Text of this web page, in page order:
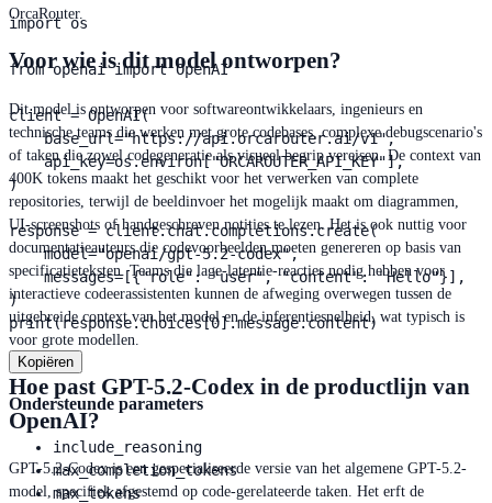
OrcaRouter.
Voor wie is dit model ontworpen?
Dit model is ontworpen voor softwareontwikkelaars, ingenieurs en
technische teams die werken met grote codebases, complexe debugscenario's
of taken die zowel codegeneratie als visueel begrip vereisen. De context van
400K tokens maakt het geschikt voor het verwerken van complete
repositories, terwijl de beeldinvoer het mogelijk maakt om diagrammen,
UI-screenshots of handgeschreven notities te lezen. Het is ook nuttig voor
documentatieauteurs die codevoorbeelden moeten genereren op basis van
specificatieteksten. Teams die lage-latentie-reacties nodig hebben voor
interactieve codeerassistenten kunnen de afweging overwegen tussen de
uitgebreide context van het model en de inferentiesnelheid, wat typisch is
voor grote modellen.
Hoe past GPT-5.2-Codex in de productlijn van
OpenAI?
GPT-5.2-Codex is een gespecialiseerde versie van het algemene GPT-5.2-
model, specifiek afgestemd op code-gerelateerde taken. Het erft de
import os
from openai import OpenAI
client = OpenAI(
    base_url="https://api.orcarouter.ai/v1",
    api_key=os.environ["ORCAROUTER_API_KEY"],
)
response = client.chat.completions.create(
    model="openai/gpt-5.2-codex",
    messages=[{"role": "user", "content": "Hello"}],
)
print(response.choices[0].message.content)
Kopiëren
Ondersteunde parameters
include_reasoning
max_completion_tokens
max_tokens